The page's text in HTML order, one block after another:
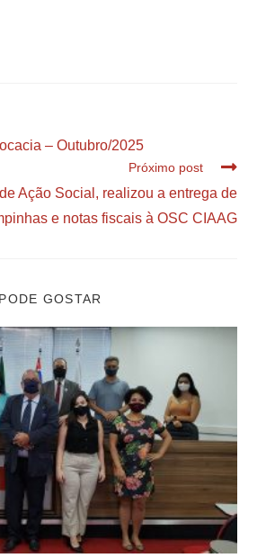
– Outubro/2025
Próximo post
Ação Social, realizou a entrega de
e notas fiscais à OSC CIAAG
GOSTAR